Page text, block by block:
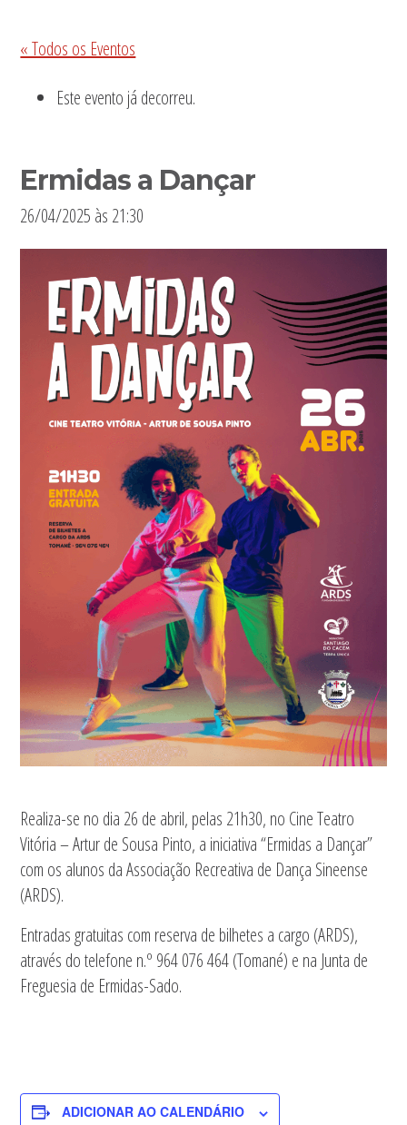
« Todos os Eventos
Este evento já decorreu.
Ermidas a Dançar
26/04/2025 às 21:30
Realiza-se no dia 26 de abril, pelas 21h30, no Cine Teatro
Vitória – Artur de Sousa Pinto, a iniciativa “Ermidas a Dançar”
com os alunos da Associação Recreativa de Dança Sineense
(ARDS).
Entradas gratuitas com reserva de bilhetes a cargo (ARDS),
através do telefone n.º 964 076 464 (Tomané) e na Junta de
Freguesia de Ermidas-Sado.
ADICIONAR AO CALENDÁRIO
Sidebar